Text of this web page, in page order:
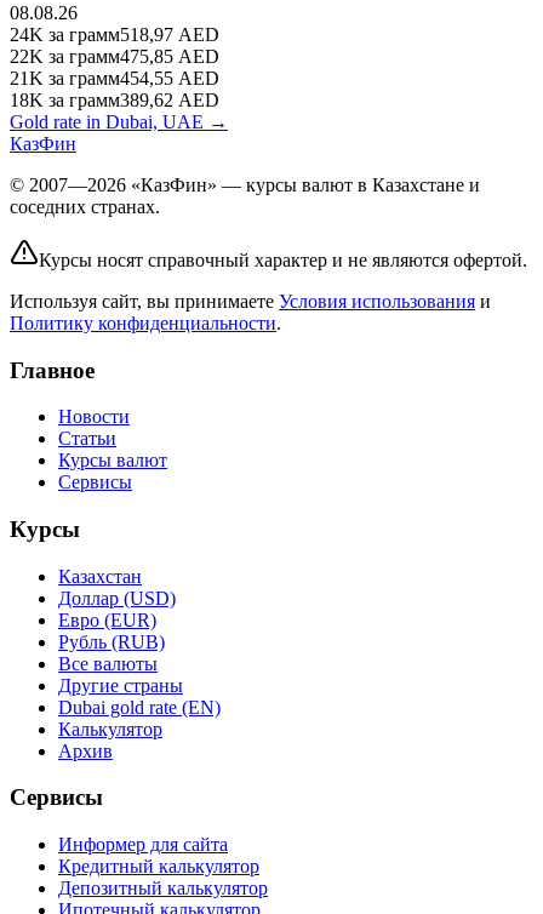
08.08.26
24K за грамм518,97 AED
22K за грамм475,85 AED
21K за грамм454,55 AED
18K за грамм389,62 AED
Gold rate in Dubai, UAE →
КазФин
© 2007—2026 «КазФин» — курсы валют в Казахстане и
соседних странах.
Курсы носят справочный характер и не являются офертой.
Используя сайт, вы принимаете Условия использования и
Политику конфиденциальности.
Главное
Новости
Статьи
Курсы валют
Сервисы
Курсы
Казахстан
Доллар (USD)
Евро (EUR)
Рубль (RUB)
Все валюты
Другие страны
Dubai gold rate (EN)
Калькулятор
Архив
Сервисы
Информер для сайта
Кредитный калькулятор
Депозитный калькулятор